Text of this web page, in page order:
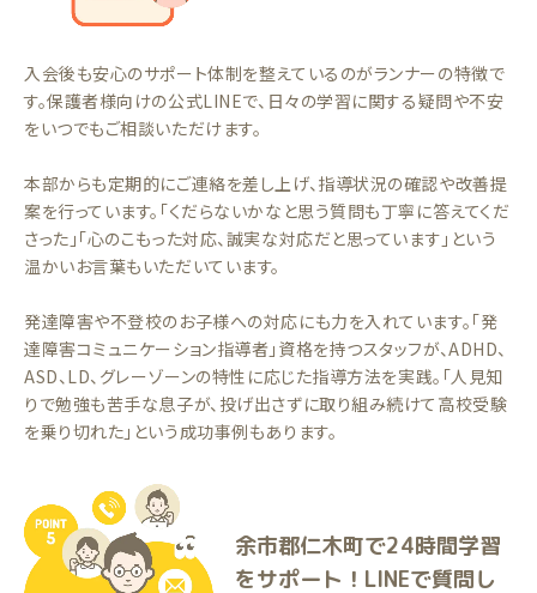
入会後も安心のサポート体制を整えているのがランナーの特徴で
す。保護者様向けの公式LINEで、日々の学習に関する疑問や不安
をいつでもご相談いただけます。
本部からも定期的にご連絡を差し上げ、指導状況の確認や改善提
案を行っています。「くだらないかなと思う質問も丁寧に答えてくだ
さった」「心のこもった対応、誠実な対応だと思っています」という
温かいお言葉もいただいています。
発達障害や不登校のお子様への対応にも力を入れています。「発
達障害コミュニケーション指導者」資格を持つスタッフが、ADHD、
ASD、LD、グレーゾーンの特性に応じた指導方法を実践。「人見知
りで勉強も苦手な息子が、投げ出さずに取り組み続けて高校受験
を乗り切れた」という成功事例もあります。
余市郡仁木町で24時間学習
をサポート！LINEで質問し